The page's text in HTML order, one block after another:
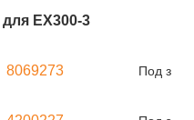
для EX300-3
8069273 Под